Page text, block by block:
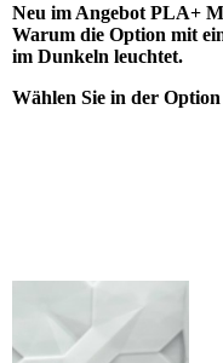
Neu im Angebot PLA+
Warum die Option mit
im Dunkeln leuchtet.
Wählen Sie in der